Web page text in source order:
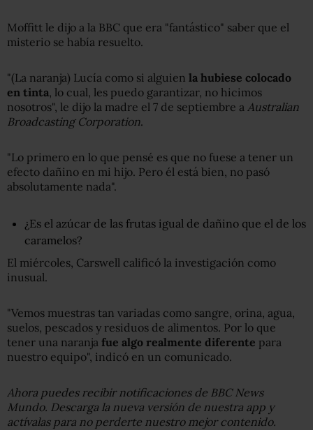
Moffitt le dijo a la BBC que era "fantástico" saber que el
misterio se había resuelto.
"(La naranja) Lucía como si alguien la hubiese colocado
en tinta, lo cual, les puedo garantizar, no hicimos
nosotros", le dijo la madre el 7 de septiembre a Australian
Broadcasting Corporation.
"Lo primero en lo que pensé es que no fuese a tener un
efecto dañino en mi hijo. Pero él está bien, no pasó
absolutamente nada".
¿Es el azúcar de las frutas igual de dañino que el de los
caramelos?
El miércoles, Carswell calificó la investigación como
inusual.
"Vemos muestras tan variadas como sangre, orina, agua,
suelos, pescados y residuos de alimentos. Por lo que
tener una naranja fue algo realmente diferente para
nuestro equipo", indicó en un comunicado.
Ahora puedes recibir notificaciones de BBC News
Mundo. Descarga la nueva versión de nuestra app y
actívalas para no perderte nuestro mejor contenido.